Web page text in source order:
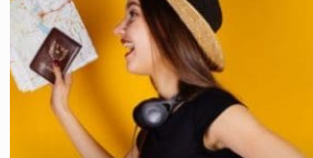
Ücretleri
(ABD,
İngiltere,
Schengen)